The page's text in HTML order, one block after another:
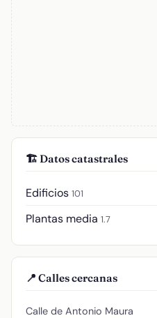
🏗️ Datos catastrales
Edificios 101
Plantas media 1.7
📍 Calles cercanas
Calle de Antonio Maura